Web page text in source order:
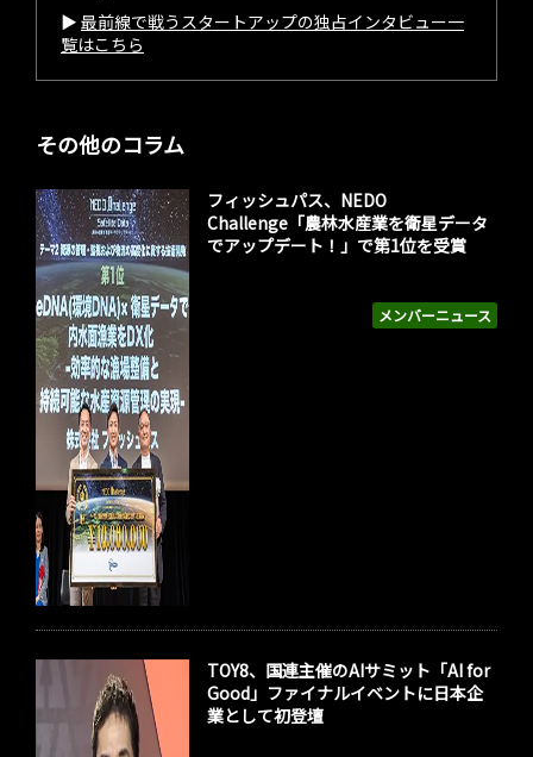
▶︎ 最前線で戦うスタートアップの独占インタビュー一
覧はこちら
その他のコラム
メンバーニュース
フィッシュパス、NEDO
Challenge「農林水産業を衛星データ
でアップデート！」で第1位を受賞
TOY8、国連主催のAIサミット「AI for
Good」ファイナルイベントに日本企
業として初登壇